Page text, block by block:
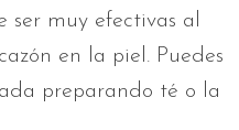
ser muy efectivas al
en la piel. Puedes
preparando té o la